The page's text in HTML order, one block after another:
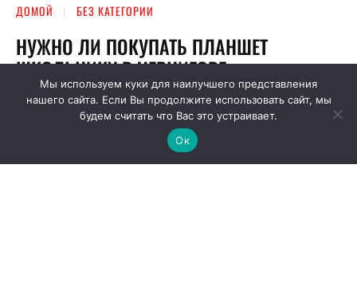
Мы используем куки для наилучшего представления
нашего сайта. Если Вы продолжите использовать сайт, мы
будем считать что Вас это устраивает.
Ок